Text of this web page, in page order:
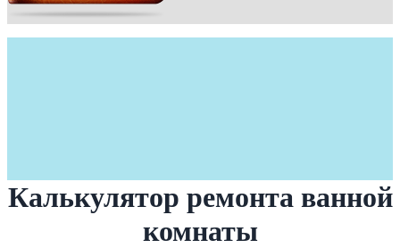
Калькулятор ремонта ванной
комнаты